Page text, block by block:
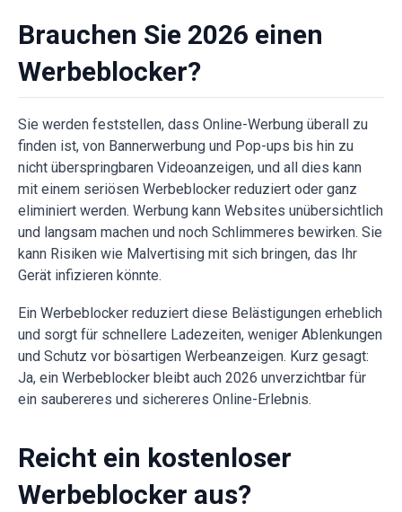
Brauchen Sie 2026 einen
Werbeblocker?
Sie werden feststellen, dass Online-Werbung überall zu
finden ist, von Bannerwerbung und Pop-ups bis hin zu
nicht überspringbaren Videoanzeigen, und all dies kann
mit einem seriösen Werbeblocker reduziert oder ganz
eliminiert werden. Werbung kann Websites unübersichtlich
und langsam machen und noch Schlimmeres bewirken. Sie
kann Risiken wie Malvertising mit sich bringen, das Ihr
Gerät infizieren könnte.
Ein Werbeblocker reduziert diese Belästigungen erheblich
und sorgt für schnellere Ladezeiten, weniger Ablenkungen
und Schutz vor bösartigen Werbeanzeigen. Kurz gesagt:
Ja, ein Werbeblocker bleibt auch 2026 unverzichtbar für
ein saubereres und sichereres Online-Erlebnis.
Reicht ein kostenloser
Werbeblocker aus?